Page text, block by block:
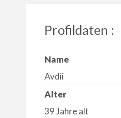
Profildaten :
Name
Avdii
Alter
39 Jahre alt